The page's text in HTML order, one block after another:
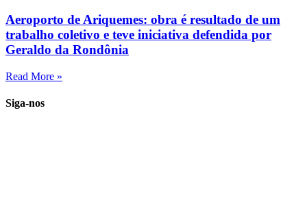
Aeroporto de Ariquemes: obra é resultado de um
trabalho coletivo e teve iniciativa defendida por
Geraldo da Rondônia
Read More »
Siga-nos